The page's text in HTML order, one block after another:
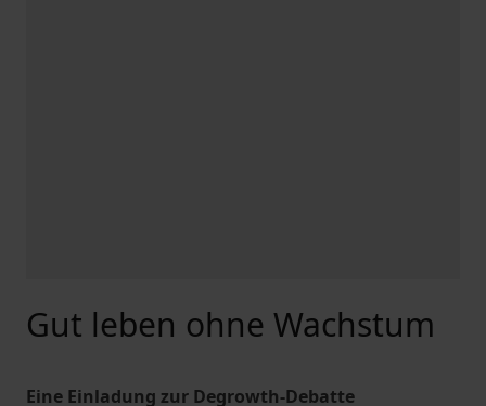
Gut leben ohne Wachstum
Eine Einladung zur Degrowth-Debatte